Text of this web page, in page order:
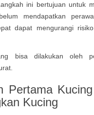
ini bertujuan untuk
mendapatkan
dapat mengurangi
bisa dilakukan oleh
Pertama
Kucing